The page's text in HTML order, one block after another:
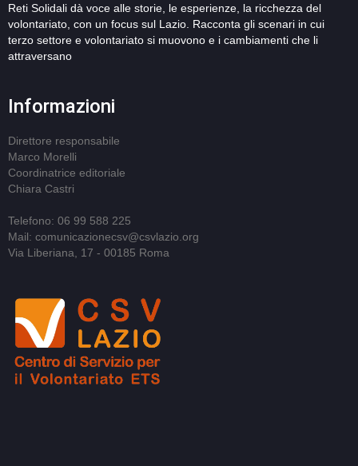
Reti Solidali dà voce alle storie, le esperienze, la ricchezza del
volontariato, con un focus sul Lazio. Racconta gli scenari in cui
terzo settore e volontariato si muovono e i cambiamenti che li
attraversano
Informazioni
Direttore responsabile
Marco Morelli
Coordinatrice editoriale
Chiara Castri
Telefono: 06 99 588 225
Mail: comunicazionecsv@csvlazio.org
Via Liberiana, 17 - 00185 Roma